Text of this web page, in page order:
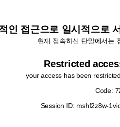
인 접근으로 일시적으로
현재 접속하신 단말에서는
Restricted
your access has been
Code:
Session ID: mshf2z8w-